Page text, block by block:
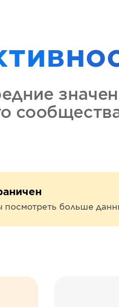
посмотреть больше